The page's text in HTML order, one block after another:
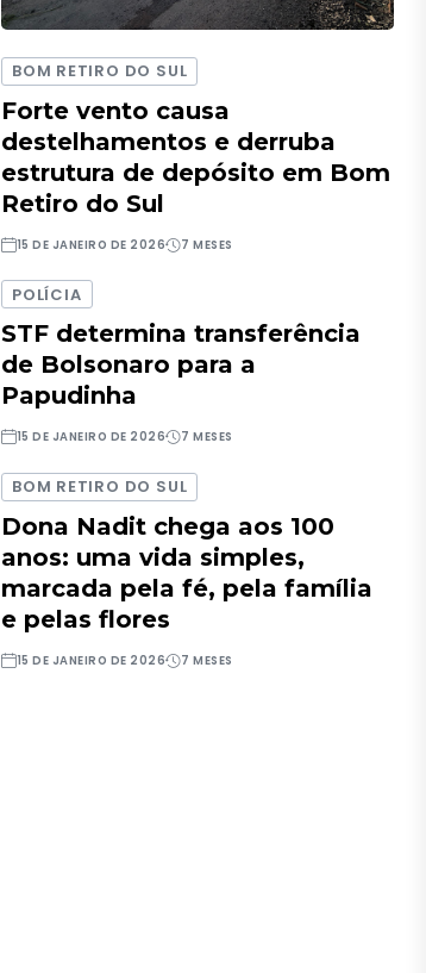
BOM RETIRO DO SUL
Forte vento causa
destelhamentos e derruba
estrutura de depósito em Bom
Retiro do Sul
15 DE JANEIRO DE 2026 7 MESES
POLÍCIA
STF determina transferência
de Bolsonaro para a
Papudinha
15 DE JANEIRO DE 2026 7 MESES
BOM RETIRO DO SUL
Dona Nadit chega aos 100
anos: uma vida simples,
marcada pela fé, pela família
e pelas flores
15 DE JANEIRO DE 2026 7 MESES